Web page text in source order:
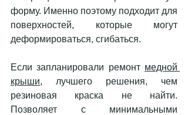
форму. Именно поэтому подходит для
поверхностей, которые могут
деформироваться, сгибаться.
Если запланировали ремонт медной
крыши, лучшего решения, чем
резиновая краска не найти.
Позволяет с минимальными